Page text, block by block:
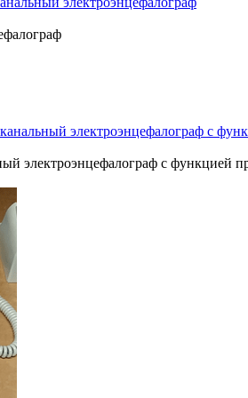
электроэнцефалограф с
электроэнцефалограф с функцией